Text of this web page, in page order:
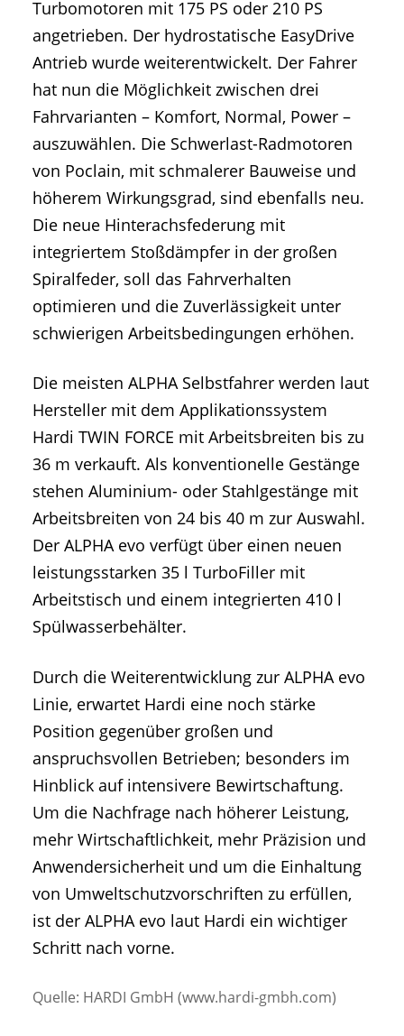
Turbomotoren mit 175 PS oder 210 PS
angetrieben. Der hydrostatische EasyDrive
Antrieb wurde weiterentwickelt. Der Fahrer
hat nun die Möglichkeit zwischen drei
Fahrvarianten – Komfort, Normal, Power –
auszuwählen. Die Schwerlast-Radmotoren
von Poclain, mit schmalerer Bauweise und
höherem Wirkungsgrad, sind ebenfalls neu.
Die neue Hinterachsfederung mit
integriertem Stoßdämpfer in der großen
Spiralfeder, soll das Fahrverhalten
optimieren und die Zuverlässigkeit unter
schwierigen Arbeitsbedingungen erhöhen.
Die meisten ALPHA Selbstfahrer werden laut
Hersteller mit dem Applikationssystem
Hardi TWIN FORCE mit Arbeitsbreiten bis zu
36 m verkauft. Als konventionelle Gestänge
stehen Aluminium- oder Stahlgestänge mit
Arbeitsbreiten von 24 bis 40 m zur Auswahl.
Der ALPHA evo verfügt über einen neuen
leistungsstarken 35 l TurboFiller mit
Arbeitstisch und einem integrierten 410 l
Spülwasserbehälter.
Durch die Weiterentwicklung zur ALPHA evo
Linie, erwartet Hardi eine noch stärke
Position gegenüber großen und
anspruchsvollen Betrieben; besonders im
Hinblick auf intensivere Bewirtschaftung.
Um die Nachfrage nach höherer Leistung,
mehr Wirtschaftlichkeit, mehr Präzision und
Anwendersicherheit und um die Einhaltung
von Umweltschutzvorschriften zu erfüllen,
ist der ALPHA evo laut Hardi ein wichtiger
Schritt nach vorne.
Quelle: HARDI GmbH (www.hardi-gmbh.com)